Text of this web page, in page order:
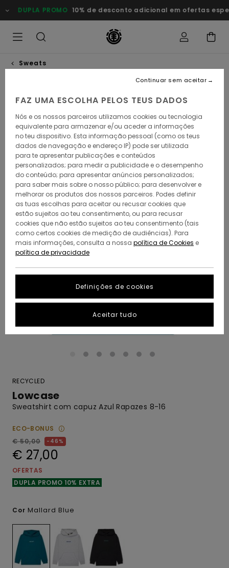
para
a
DUPLA PROMO 10% de desconto adicional em ofertas
Sweats
RECYCLED
Lowcase
Sweatshirt com capuz Azul Rapazes 8-16
ECO-BONUS
€ 50,00
46%
€ 27,00
OFERTAS
DUPLA PROMO 10% EXTRA
Cor Mallard Blue
FAZ UMA ESCOLHA PELOS TEUS DADOS
Nós e os nossos parceiros utilizamos cookies ou tecnologia
equivalente para armazenar e/ou aceder a informações
no teu dispositivo. Esta informação pessoal (como os teus
dados de navegação e endereço IP) pode ser utilizada
para te apresentar publicações e conteúdos
personalizados; para medir a publicidade e o desempenho
do conteúdo; para apresentar anúncios personalizados;
para saber mais sobre o nosso público; para desenvolver e
melhorar os produtos dos nossos parceiros. Podes definir
as tuas escolhas para aceitar ou recusar cookies que
estão sujeitos ao teu consentimento, ou para recusar
cookies que não estão sujeitos ao teu consentimento (tais
como certos cookies de medição de audiências). Para
mais informações, consulta a nossa política de Cookies e
política de privacidade
Definições de cookies
Continuar sem aceitar
Aceitar tudo